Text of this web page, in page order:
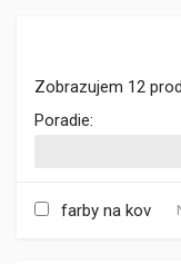
Zobrazujem 12
Poradie:
farby na kov